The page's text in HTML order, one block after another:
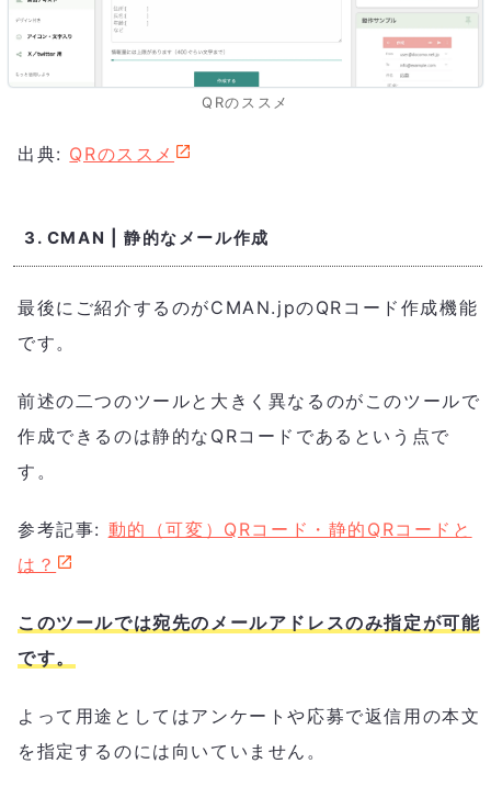
QRのススメ
出典: QRのススメ
3. CMAN | 静的なメール作成
最後にご紹介するのがCMAN.jpのQRコード作成機能
です。
前述の二つのツールと大きく異なるのがこのツールで
作成できるのは静的なQRコードであるという点で
す。
参考記事: 動的（可変）QRコード・静的QRコードと
は？
このツールでは宛先のメールアドレスのみ指定が可能
です。
よって用途としてはアンケートや応募で返信用の本文
を指定するのには向いていません。